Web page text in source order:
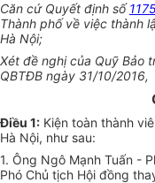
Căn cứ Quyết định số
Thành phố về việc thành
Hà Nội;
Xét đề nghị của Quỹ Bảo
QBTĐB ngày 31/10/2016,
Điều 1: Kiện toàn thành
Hà Nội, như sau:
1. Ông Ngô Mạnh Tuấn -
Phó Chủ tịch Hội đồng